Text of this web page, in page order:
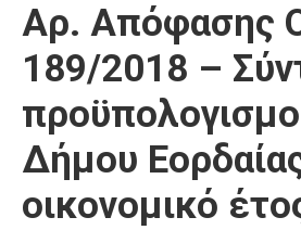
Αποφάσεις
Τηλέφωνα
Καιρός
Αρ. Απόφασης
189/2018 –
Δήμου
οικονομικό